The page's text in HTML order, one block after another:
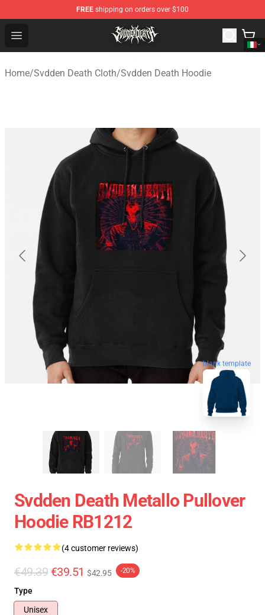
FREE shipping on orders over $100
Open menu
Svdden Death Shop - Official Svdden Death
Home/Svdden Death Cloth/Svdden Death Hoodie
blank template
Svdden Death Metallo Pullover
Hoodie RB1212
(4 customer reviews)
€49.39 €39.51 $42.95 -20%
Type
Unisex